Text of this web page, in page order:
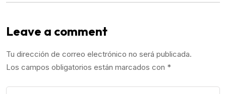
Leave a comment
Tu dirección de correo electrónico no será publicada.
Los campos obligatorios están marcados con *